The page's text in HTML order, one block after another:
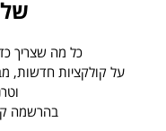
כל מה שצריך
על קולקציות חדשות,
בהרשמה